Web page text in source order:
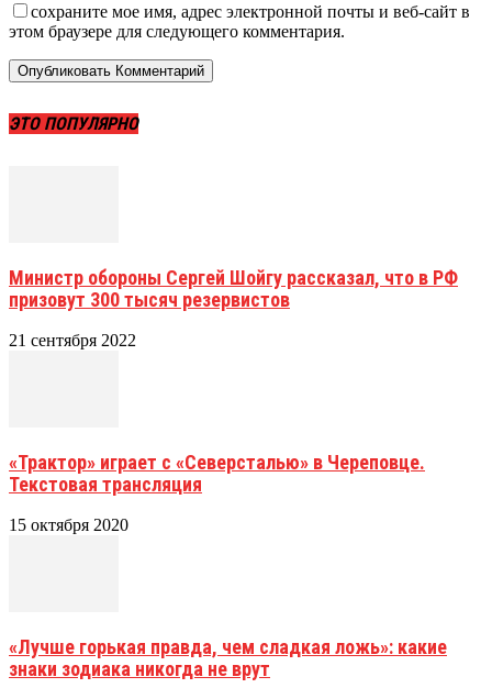
сохраните мое имя, адрес электронной почты и веб-сайт в
этом браузере для следующего комментария.
ЭТО ПОПУЛЯРНО
Министр обороны Сергей Шойгу рассказал, что в РФ
призовут 300 тысяч резервистов
21 сентября 2022
«Трактор» играет с «Северсталью» в Череповце.
Текстовая трансляция
15 октября 2020
«Лучше горькая правда, чем сладкая ложь»: какие
знаки зодиака никогда не врут